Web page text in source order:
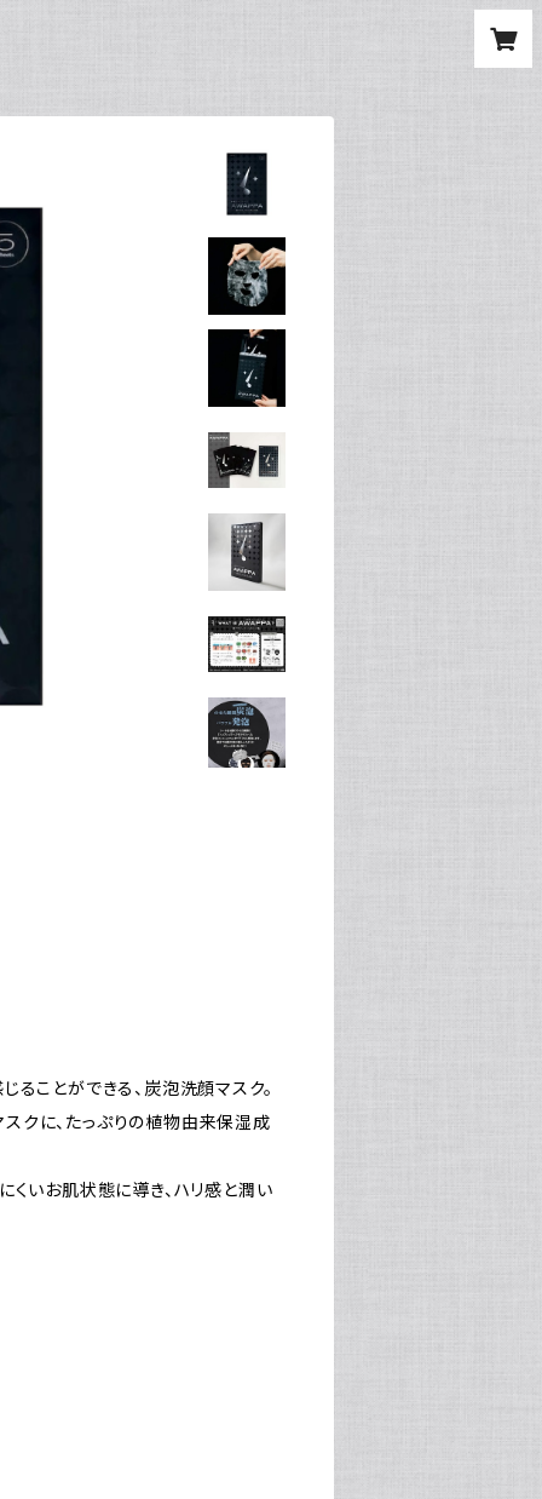
ることができる、炭泡洗顔マスク。
クに、たっぷりの植物由来保湿成
いお肌状態に導き、ハリ感と潤い